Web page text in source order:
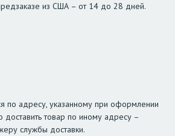
из США – от 14 до 28 дней.
по адресу, указанному при оформлении
доставить товар по иному адресу –
службы доставки.